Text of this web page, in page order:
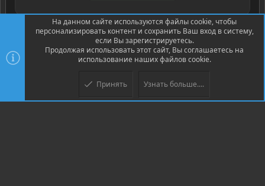
Community platform by XenForo ® © 2010-2026 XenForo Ltd.
© Jason Axelrod of 8WAYRUN
На данном сайте используются файлы cookie, чтобы
персонализировать контент и сохранить Ваш вход в систему,
если Вы зарегистрируетесь.
Продолжая использовать этот сайт, Вы соглашаетесь на
использование наших файлов cookie.
Принять Узнать больше....